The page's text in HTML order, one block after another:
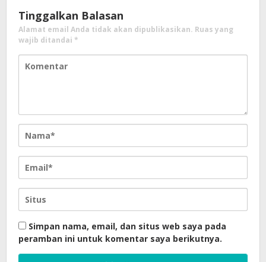
Tinggalkan Balasan
Alamat email Anda tidak akan dipublikasikan. Ruas yang
wajib ditandai *
Simpan nama, email, dan situs web saya pada
peramban ini untuk komentar saya berikutnya.